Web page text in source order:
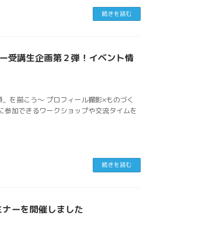
続きを読む
受講生企画第２弾！イベント情
を描こう〜 プロフィール撮影×ものづく
加できるワークショップや交流タイムを
続きを読む
ーを開催しました